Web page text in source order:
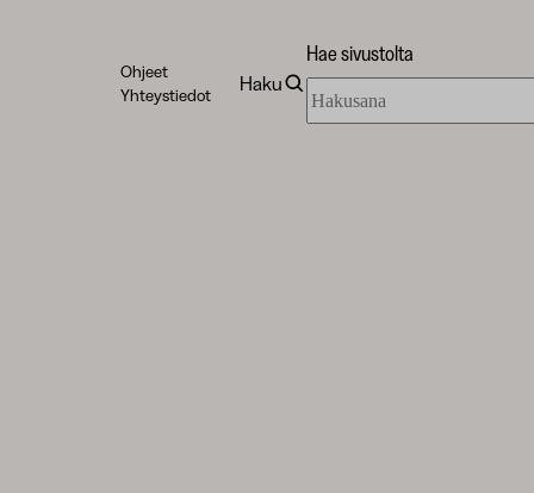
Ohjeet
Yhteystiedot
Haku
Hae sivustolta
sivustolta